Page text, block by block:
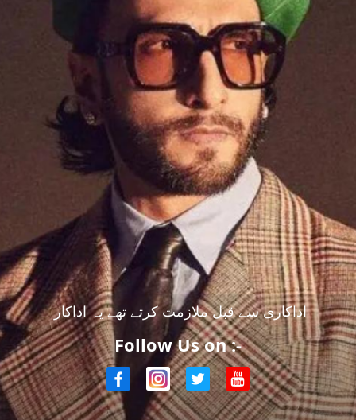
اداکاری سے قبل ملازمت کرتے تھے یہ اداکار
Follow Us on :-